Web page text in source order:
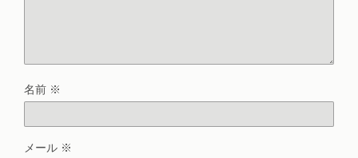
名前 ※
メール ※